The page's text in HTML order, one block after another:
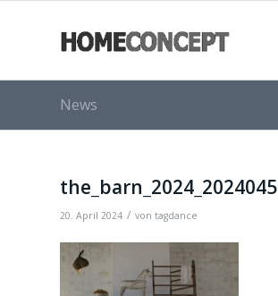
News
the_barn_2024_2024045
20. April 2024 / von tagdance